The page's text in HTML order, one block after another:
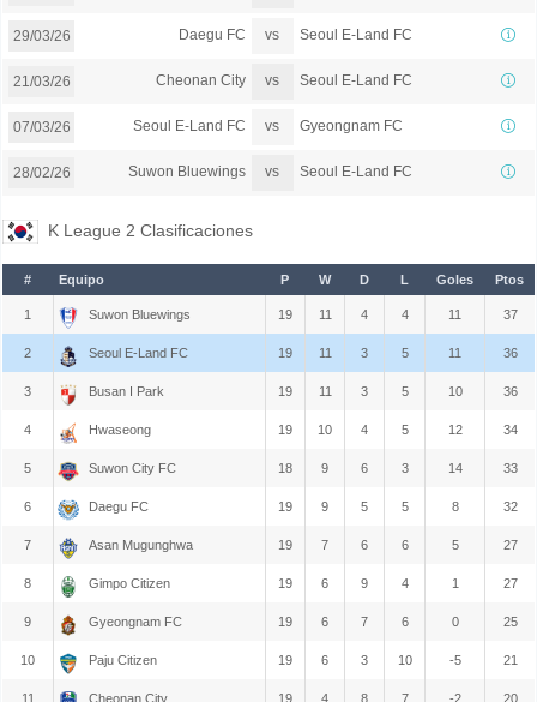
29/03/26 Daegu FC vs Seoul E-Land FC
21/03/26 Cheonan City vs Seoul E-Land FC
07/03/26 Seoul E-Land FC vs Gyeongnam FC
28/02/26 Suwon Bluewings vs Seoul E-Land FC
K League 2 Clasificaciones
# Equipo P W D L Goles Ptos
1 Suwon Bluewings 19 11 4 4 11 37
2 Seoul E-Land FC 19 11 3 5 11 36
3 Busan I Park 19 11 3 5 10 36
4 Hwaseong 19 10 4 5 12 34
5 Suwon City FC 18 9 6 3 14 33
6 Daegu FC 19 9 5 5 8 32
7 Asan Mugunghwa 19 7 6 6 5 27
8 Gimpo Citizen 19 6 9 4 1 27
9 Gyeongnam FC 19 6 7 6 0 25
10 Paju Citizen 19 6 3 10 -5 21
11 Cheonan City 19 4 8 7 -2 20